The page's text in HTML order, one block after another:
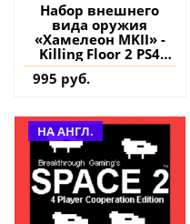
Набор внешнего
вида оружия
«Хамелеон MKII» -
Killing Floor 2 PS4
(Турция) купить
дополнение на
995 руб.
НА АНГЛ.